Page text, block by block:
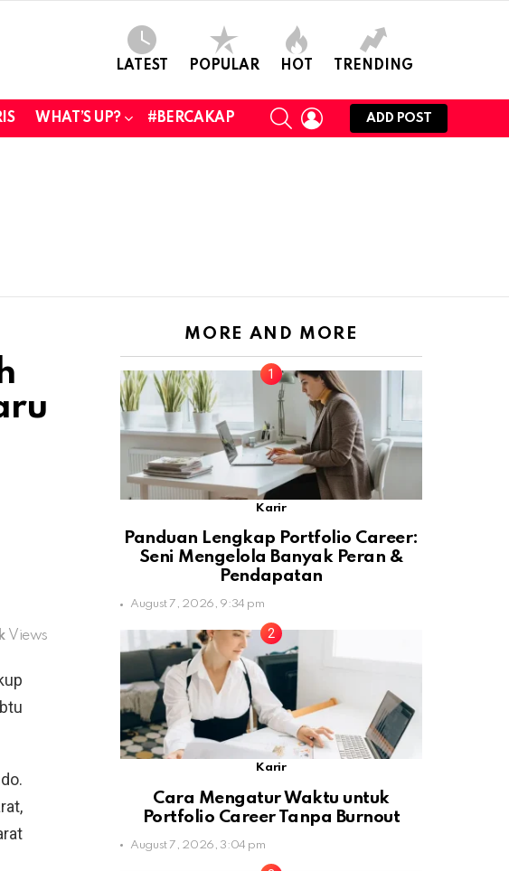
LATEST POPULAR HOT TRENDING
WHAT’S UP? #BERCAKAP
SEARCHLOGIN
ADD POST
Views
MORE AND MORE
Karir
Panduan Lengkap Portfolio Career:
Seni Mengelola Banyak Peran &
Pendapatan
August 7, 2026, 9:34 pm
Karir
Cara Mengatur Waktu untuk
Portfolio Career Tanpa Burnout
August 7, 2026, 3:04 pm